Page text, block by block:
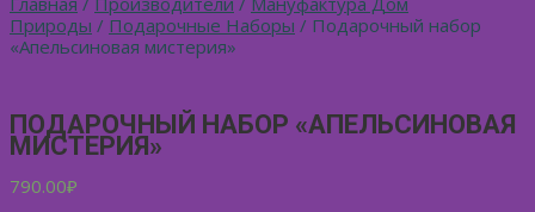
Природы / Подарочные Наборы / Подарочный набор
«Апельсиновая мистерия»
ПОДАРОЧНЫЙ НАБОР «АПЕЛЬСИНОВАЯ
МИСТЕРИЯ»
790.00₽